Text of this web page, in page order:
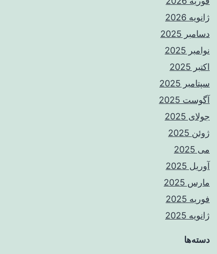
ژانویه 2026
دسامبر 2025
نوامبر 2025
اکتبر 2025
سپتامبر 2025
آگوست 2025
جولای 2025
ژوئن 2025
می 2025
آوریل 2025
مارس 2025
فوریه 2025
ژانویه 2025
دسته‌ها